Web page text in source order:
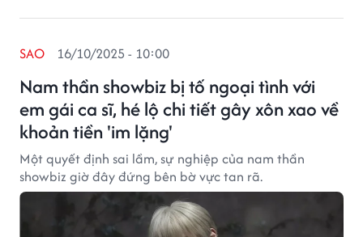
Nam thần showbiz bị tố ngoại tình với
em gái ca sĩ, hé lộ chi tiết gây xôn xao về
khoản tiền 'im lặng'
SAO 16/10/2025 - 10:00
Một quyết định sai lầm, sự nghiệp của nam thần
showbiz giờ đây đứng bên bờ vực tan rã.